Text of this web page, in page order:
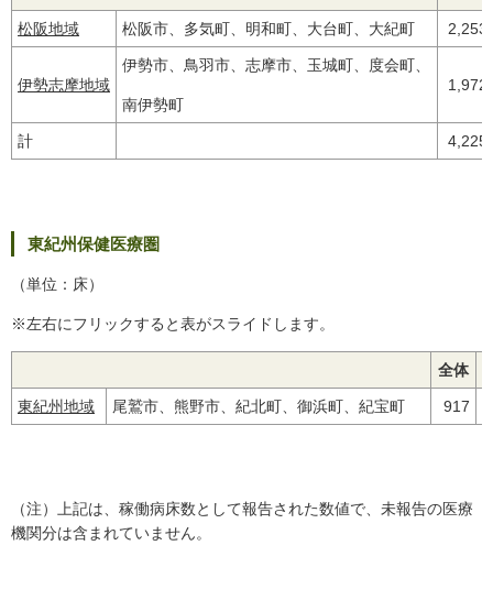
松阪地域 松阪市、多気町、明和町、大台町、大紀町 2,253
伊勢志摩地域
伊勢市、鳥羽市、志摩市、玉城町、度会町、
南伊勢町
1,972
計 4,225
東紀州保健医療圏
（単位：床）
※左右にフリックすると表がスライドします。
全体
東紀州地域 尾鷲市、熊野市、紀北町、御浜町、紀宝町 917
（注）上記は、稼働病床数として報告された数値で、未報告の医療
機関分は含まれていません。